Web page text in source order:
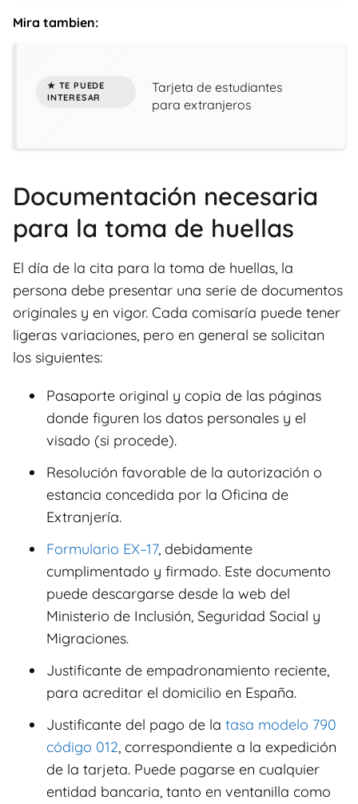
Mira tambien:
Tarjeta de estudiantes
para extranjeros
Documentación necesaria
para la toma de huellas
El día de la cita para la toma de huellas, la
persona debe presentar una serie de documentos
originales y en vigor. Cada comisaría puede tener
ligeras variaciones, pero en general se solicitan
los siguientes:
Pasaporte original y copia de las páginas
donde figuren los datos personales y el
visado (si procede).
Resolución favorable de la autorización o
estancia concedida por la Oficina de
Extranjería.
Formulario EX–17, debidamente
cumplimentado y firmado. Este documento
puede descargarse desde la web del
Ministerio de Inclusión, Seguridad Social y
Migraciones.
Justificante de empadronamiento reciente,
para acreditar el domicilio en España.
Justificante del pago de la tasa modelo 790
código 012, correspondiente a la expedición
de la tarjeta. Puede pagarse en cualquier
entidad bancaria, tanto en ventanilla como